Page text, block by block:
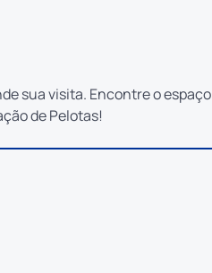
sua visita. Encontre o espaço
de Pelotas!